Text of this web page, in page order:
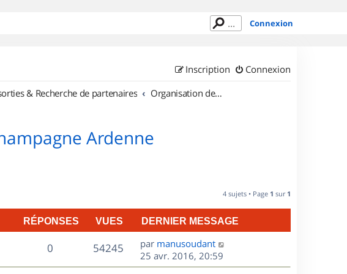
Connexion
Connexion
Inscription
& Recherche de partenaires Organisation de sorties en région Champagne Ardenne
Ardenne
4 sujets • Page 1 sur 1
RÉPONSES VUES DERNIER MESSAGE
0R
é
54245V
u
D
e
r
par manusoudant
25 avr. 2016, 20:59